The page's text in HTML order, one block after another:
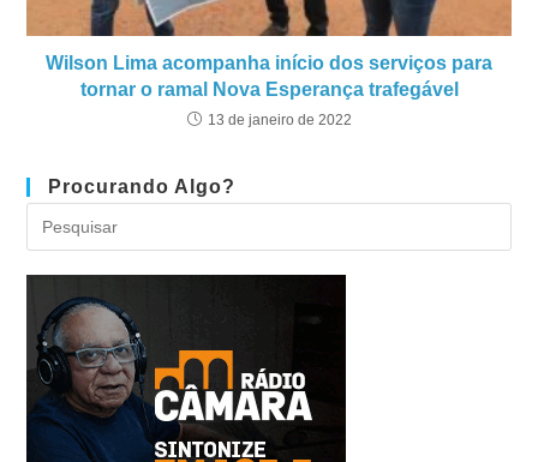
Wilson Lima acompanha início dos serviços para
tornar o ramal Nova Esperança trafegável
13 de janeiro de 2022
Procurando Algo?